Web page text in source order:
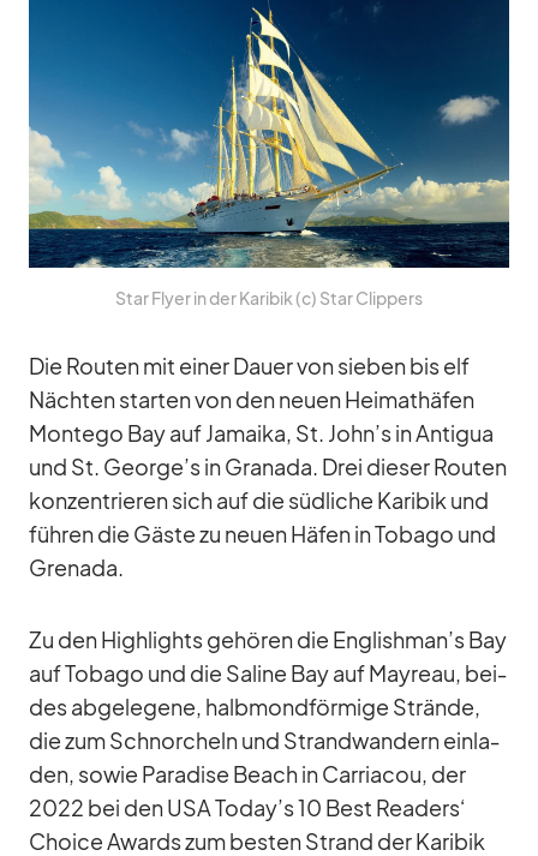
Star Flyer in der Ka­ri­bik (c) Star Clip­pers
Die Rou­ten mit ei­ner Dauer von sie­ben bis elf
Näch­ten star­ten von den neuen Hei­mat­hä­fen
Mon­tego Bay auf Ja­maika, St. John’s in An­ti­gua
und St. George’s in Gra­nada. Drei die­ser Rou­ten
kon­zen­trie­ren sich auf die süd­li­che Ka­ri­bik und
füh­ren die Gäste zu neuen Hä­fen in To­bago und
Gre­nada.
Zu den High­lights ge­hö­ren die Englishman’s Bay
auf To­bago und die Sa­line Bay auf May­reau, bei­
des ab­ge­le­gene, halb­mond­för­mige Strände,
die zum Schnor­cheln und Strand­wan­dern ein­la­
den, so­wie Pa­ra­dise Beach in Car­ri­a­cou, der
2022 bei den USA Today’s 10 Best Rea­ders‘
Choice Awards zum bes­ten Strand der Ka­ri­bik